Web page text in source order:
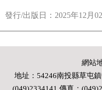
發行/出版日：2025年12月
網站
地址：54246南投縣草屯